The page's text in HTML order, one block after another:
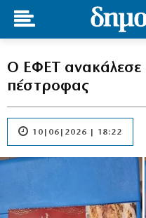
Ο ΕΦΕΤ ανακάλεσε
πέστροφας
10|06|2026 | 18:22